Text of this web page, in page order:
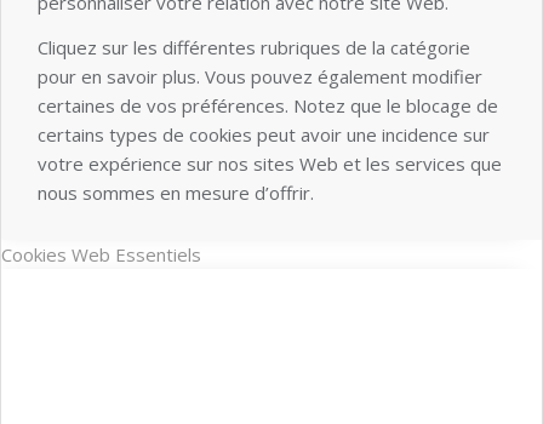
Cliquez sur les différentes rubriques de la catégorie
pour en savoir plus. Vous pouvez également modifier
certaines de vos préférences. Notez que le blocage de
certains types de cookies peut avoir une incidence sur
votre expérience sur nos sites Web et les services que
nous sommes en mesure d’offrir.
Cookies Web Essentiels